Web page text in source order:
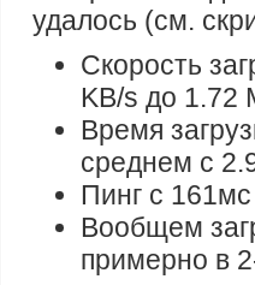
удалось (см.
Скорость
KB/s до 1.72
Время
среднем с
Пинг с
Вообщем
примерно в